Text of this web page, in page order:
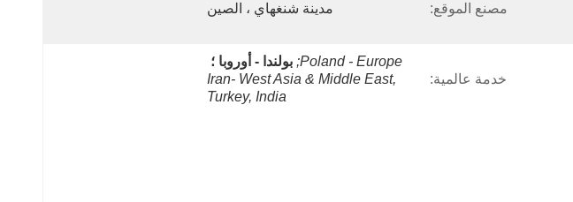
مصنع الموقع: مدينة شنغهاي ، الصين
خدمة عالمية:
Poland - Europe; بولندا - أوروبا ؛
Iran- West Asia & Middle East,
Turkey, India